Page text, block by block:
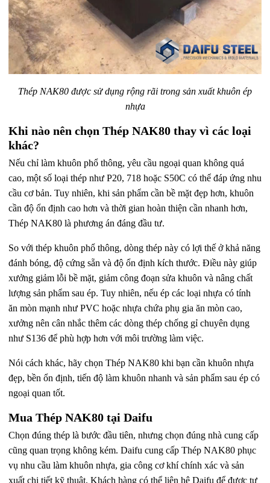
Thép NAK80 được sử dụng rộng rãi trong sản xuất khuôn ép
nhựa
Khi nào nên chọn Thép NAK80 thay vì các loại
khác?
Nếu chỉ làm khuôn phổ thông, yêu cầu ngoại quan không quá
cao, một số loại thép như P20, 718 hoặc S50C có thể đáp ứng nhu
cầu cơ bản. Tuy nhiên, khi sản phẩm cần bề mặt đẹp hơn, khuôn
cần độ ổn định cao hơn và thời gian hoàn thiện cần nhanh hơn,
Thép NAK80 là phương án đáng đầu tư.
So với thép khuôn phổ thông, dòng thép này có lợi thế ở khả năng
đánh bóng, độ cứng sẵn và độ ổn định kích thước. Điều này giúp
xưởng giảm lỗi bề mặt, giảm công đoạn sửa khuôn và nâng chất
lượng sản phẩm sau ép. Tuy nhiên, nếu ép các loại nhựa có tính
ăn mòn mạnh như PVC hoặc nhựa chứa phụ gia ăn mòn cao,
xưởng nên cân nhắc thêm các dòng thép chống gỉ chuyên dụng
như S136 để phù hợp hơn với môi trường làm việc.
Nói cách khác, hãy chọn Thép NAK80 khi bạn cần khuôn nhựa
đẹp, bền ổn định, tiến độ làm khuôn nhanh và sản phẩm sau ép có
ngoại quan tốt.
Mua Thép NAK80 tại Daifu
Chọn đúng thép là bước đầu tiên, nhưng chọn đúng nhà cung cấp
cũng quan trọng không kém. Daifu cung cấp Thép NAK80 phục
vụ nhu cầu làm khuôn nhựa, gia công cơ khí chính xác và sản
xuất chi tiết kỹ thuật. Khách hàng có thể liên hệ Daifu để được tư